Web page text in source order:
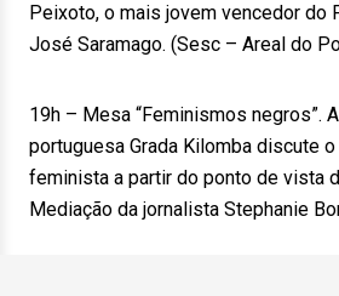
Peixoto, o mais jovem vencedor do
José Saramago. (Sesc – Areal do
19h – Mesa “Feminismos negros”.
portuguesa Grada Kilomba discute
feminista a partir do ponto de vista
Mediação da jornalista Stephanie